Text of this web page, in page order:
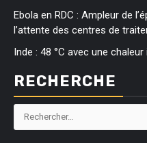
Ebola en RDC : Ampleur de
l’attente des centres de
Inde : 48 °C avec une chaleur
RECHERCHE
Rechercher :